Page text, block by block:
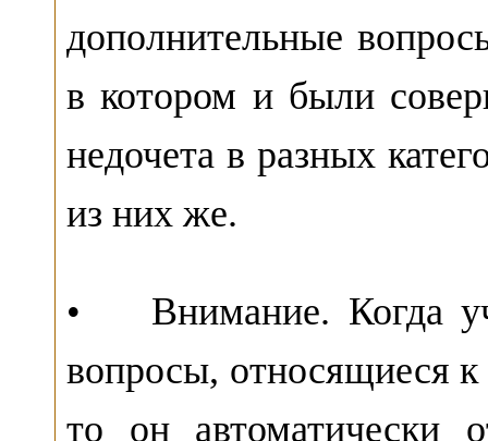
дополнительные
в котором и были
недочета в разных
из них же.
• Внимание. Когда
вопросы, относящиеся
то он автоматически